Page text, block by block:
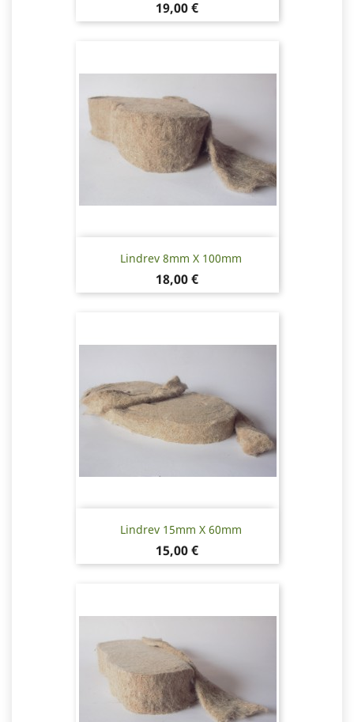
Pris
19,00 €
Lindrev 8mm X 100mm
Pris
18,00 €
Lindrev 15mm X 60mm
Pris
15,00 €